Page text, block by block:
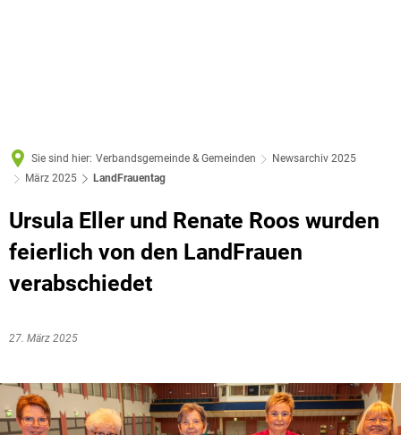
Sie sind hier: Verbandsgemeinde & Gemeinden
Newsarchiv 2025
März 2025
LandFrauentag
Ursula Eller und Renate Roos wurden
feierlich von den LandFrauen
verabschiedet
27. März 2025